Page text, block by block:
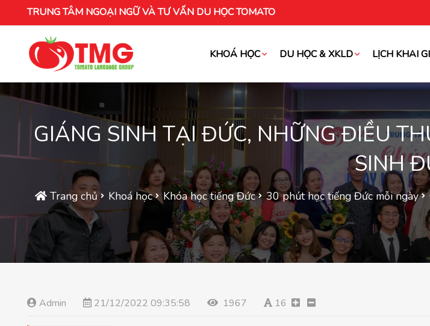
TRUNG TÂM NGOẠI NGỮ VÀ TƯ VẤN DU HỌC TOMATO
KHOÁ HỌC DU HỌC & XKLD LỊCH KHAI
GIÁNG SINH TẠI ĐỨC, NHỮNG ĐIỀU
SINH
Trang chủ Khoá học Khóa học tiếng Đức 30 phút học tiếng Đức mỗi ngày
Admin 21/12/2022 09:35:58 1967 16